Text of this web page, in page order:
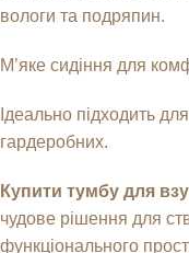
вологи та подряпин.
М’яке сидіння для
Ідеально підходить
гардеробних.
Купити тумбу для
чудове рішення для
функціонального